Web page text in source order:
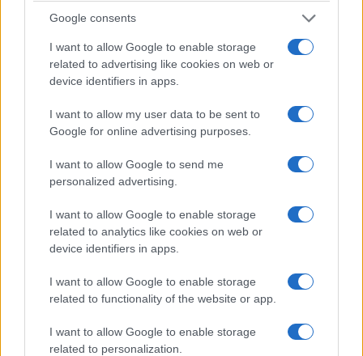
Google consents
I want to allow Google to enable storage
related to advertising like cookies on web or
device identifiers in apps.
I want to allow my user data to be sent to
Google for online advertising purposes.
I want to allow Google to send me
personalized advertising.
I want to allow Google to enable storage
related to analytics like cookies on web or
device identifiers in apps.
I want to allow Google to enable storage
related to functionality of the website or app.
I want to allow Google to enable storage
related to personalization.
Maciej Kuchno
Redaktor naczelny i właściciel portalu autoGALERIA.pl,
związany z serwisem od 2016 roku. Autor blisko 6 000
publikacji, specjalizuje się w testach, opiniach i relacjach
podróżniczy charakter. Pasjonuje się nietypowymi,
emocjonującymi samochodami oraz włoskimi i
słoweńskimi krajobrazami, co często przewija się w jego
gdzie w swobodnym stylu komentuje świat motoryzacji.
Przeczytaj także